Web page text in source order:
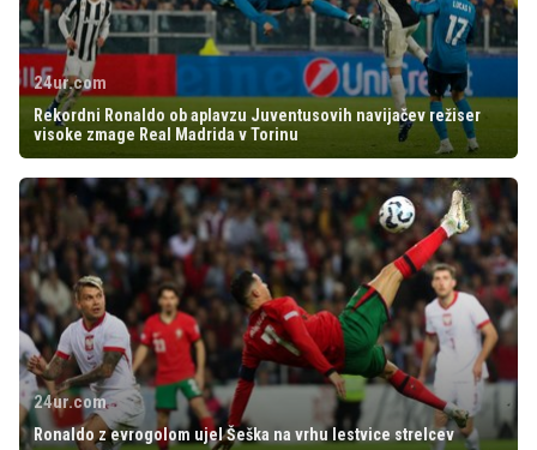
24ur.com
Rekordni Ronaldo ob aplavzu Juventusovih navijačev režiser
visoke zmage Real Madrida v Torinu
24ur.com
Ronaldo z evrogolom ujel Šeška na vrhu lestvice strelcev